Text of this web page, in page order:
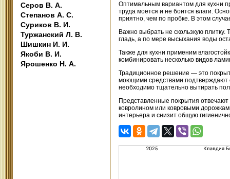
Серов В. А.
Степанов А. С.
Суриков В. И.
Туржанский Л. В.
Шишкин И. И.
Якоби В. И.
Ярошенко Н. А.
Оптимальным вариантом для кухни
труда моется и не боится влаги.
приятно, чем по пробке. В этом
Важно выбрать не скользкую
гладь, а по мере высыхания воды
Также для кухни применим
комбинировать несколько видов
Традиционное решение — это
моющими средствами подтверждают
необходимо тщательно вытирать
Представленные покрытия
ковролином или ковровыми
интерьера и снизит общую